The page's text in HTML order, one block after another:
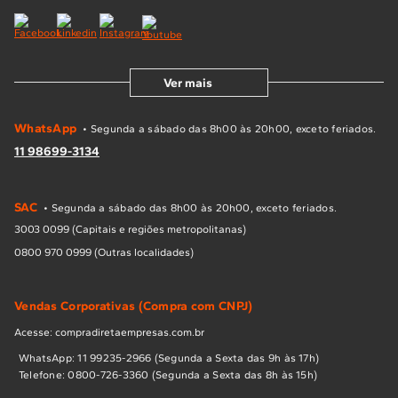
Ver mais
WhatsApp • Segunda a sábado das 8h00 às 20h00, exceto feriados.
11 98699-3134
SAC • Segunda a sábado das 8h00 às 20h00, exceto feriados.
3003 0099 (Capitais e regiões metropolitanas)
0800 970 0999 (Outras localidades)
Vendas Corporativas (Compra com CNPJ)
Acesse: compradiretaempresas.com.br
WhatsApp: 11 99235-2966 (Segunda a Sexta das 9h às 17h)
Telefone: 0800-726-3360 (Segunda a Sexta das 8h às 15h)